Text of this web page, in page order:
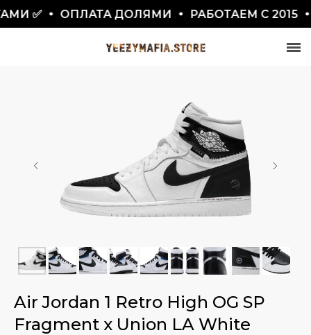
✅ ОПЛАТА ДОЛЯМИ РАБОТАЕМ С 2015
СКИДКА 7777₽ ПО ПРОМОКОДУ BLACKFRIDAY
Air Jordan 1 Retro High OG SP
Fragment x Union LA White